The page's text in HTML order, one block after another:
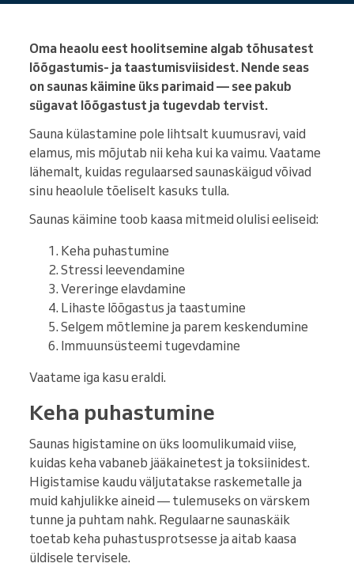
Oma heaolu eest hoolitsemine algab tõhusatest
lõõgastumis- ja taastumisviisidest. Nende seas
on saunas käimine üks parimaid — see pakub
sügavat lõõgastust ja tugevdab tervist.
Sauna külastamine pole lihtsalt kuumusravi, vaid
elamus, mis mõjutab nii keha kui ka vaimu. Vaatame
lähemalt, kuidas regulaarsed saunaskäigud võivad
sinu heaolule tõeliselt kasuks tulla.
Saunas käimine toob kaasa mitmeid olulisi eeliseid:
Keha puhastumine
Stressi leevendamine
Vereringe elavdamine
Lihaste lõõgastus ja taastumine
Selgem mõtlemine ja parem keskendumine
Immuunsüsteemi tugevdamine
Vaatame iga kasu eraldi.
Keha puhastumine
Saunas higistamine on üks loomulikumaid viise,
kuidas keha vabaneb jääkainetest ja toksiinidest.
Higistamise kaudu väljutatakse raskemetalle ja
muid kahjulikke aineid — tulemuseks on värskem
tunne ja puhtam nahk. Regulaarne saunaskäik
toetab keha puhastusprotsesse ja aitab kaasa
üldisele tervisele.